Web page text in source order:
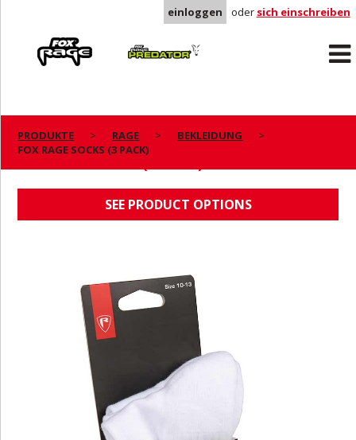
einloggen oder sich einschreiben
Predator
PRODUKTE RAGE
BEKLEIDUNG
FOX RAGE SOCKS (3 PACK)
SEE PRODUCT OPTIONS